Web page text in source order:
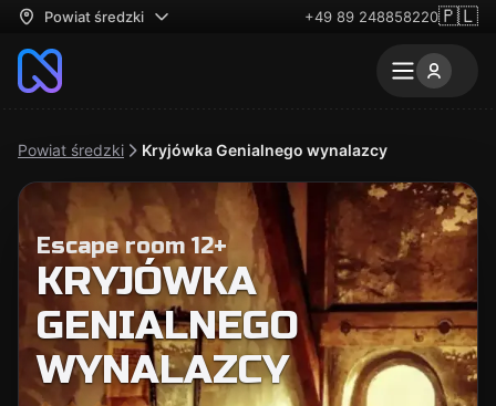
Powiat średzki +49 89 248858220🇵🇱
Powiat średzki Kryjówka Genialnego wynalazcy
Escape room 12+
KRYJÓWKA
GENIALNEGO
WYNALAZCY